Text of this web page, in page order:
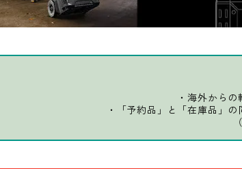
・海外から
・「予約品」と「在庫品」
（